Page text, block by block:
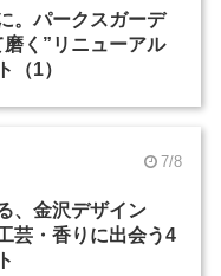
。パークスガーデ
磨く”リニューアル
（1）
7/8
、金沢デザイン
芸・香りに出会う4